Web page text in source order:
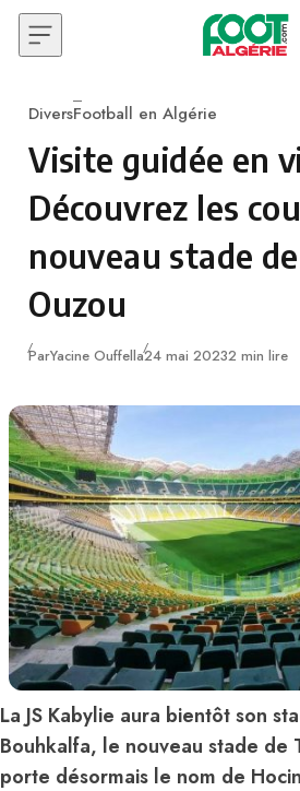
Skip to content
Category
DiversFootball en Algérie
Visite guidée en
Découvrez les
nouveau stade
Ouzou
ParYacine OuffellaPublié
24 mai 20232 min lire
La JS Kabylie aura bientôt son
Bouhkalfa, le nouveau stade de
porte désormais le nom de